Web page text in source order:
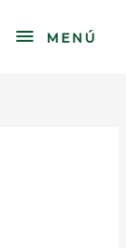
MENÚ
MENÚ